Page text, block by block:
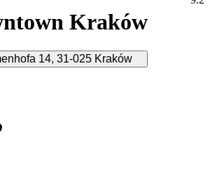
Kraków
14, 31-025 Kraków